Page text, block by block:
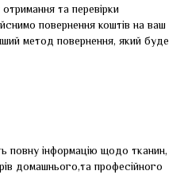
та перевірки
повернення коштів на ваш
метод повернення, який буде
повну інформацію щодо тканин,
домашнього,та професійного